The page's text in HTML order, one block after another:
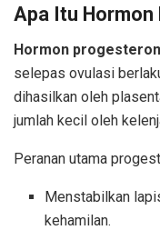
Apa Itu
Hormon progesteron
selepas ovulasi
dihasilkan oleh
jumlah kecil oleh
Peranan utama
Menstabilkan
kehamilan.